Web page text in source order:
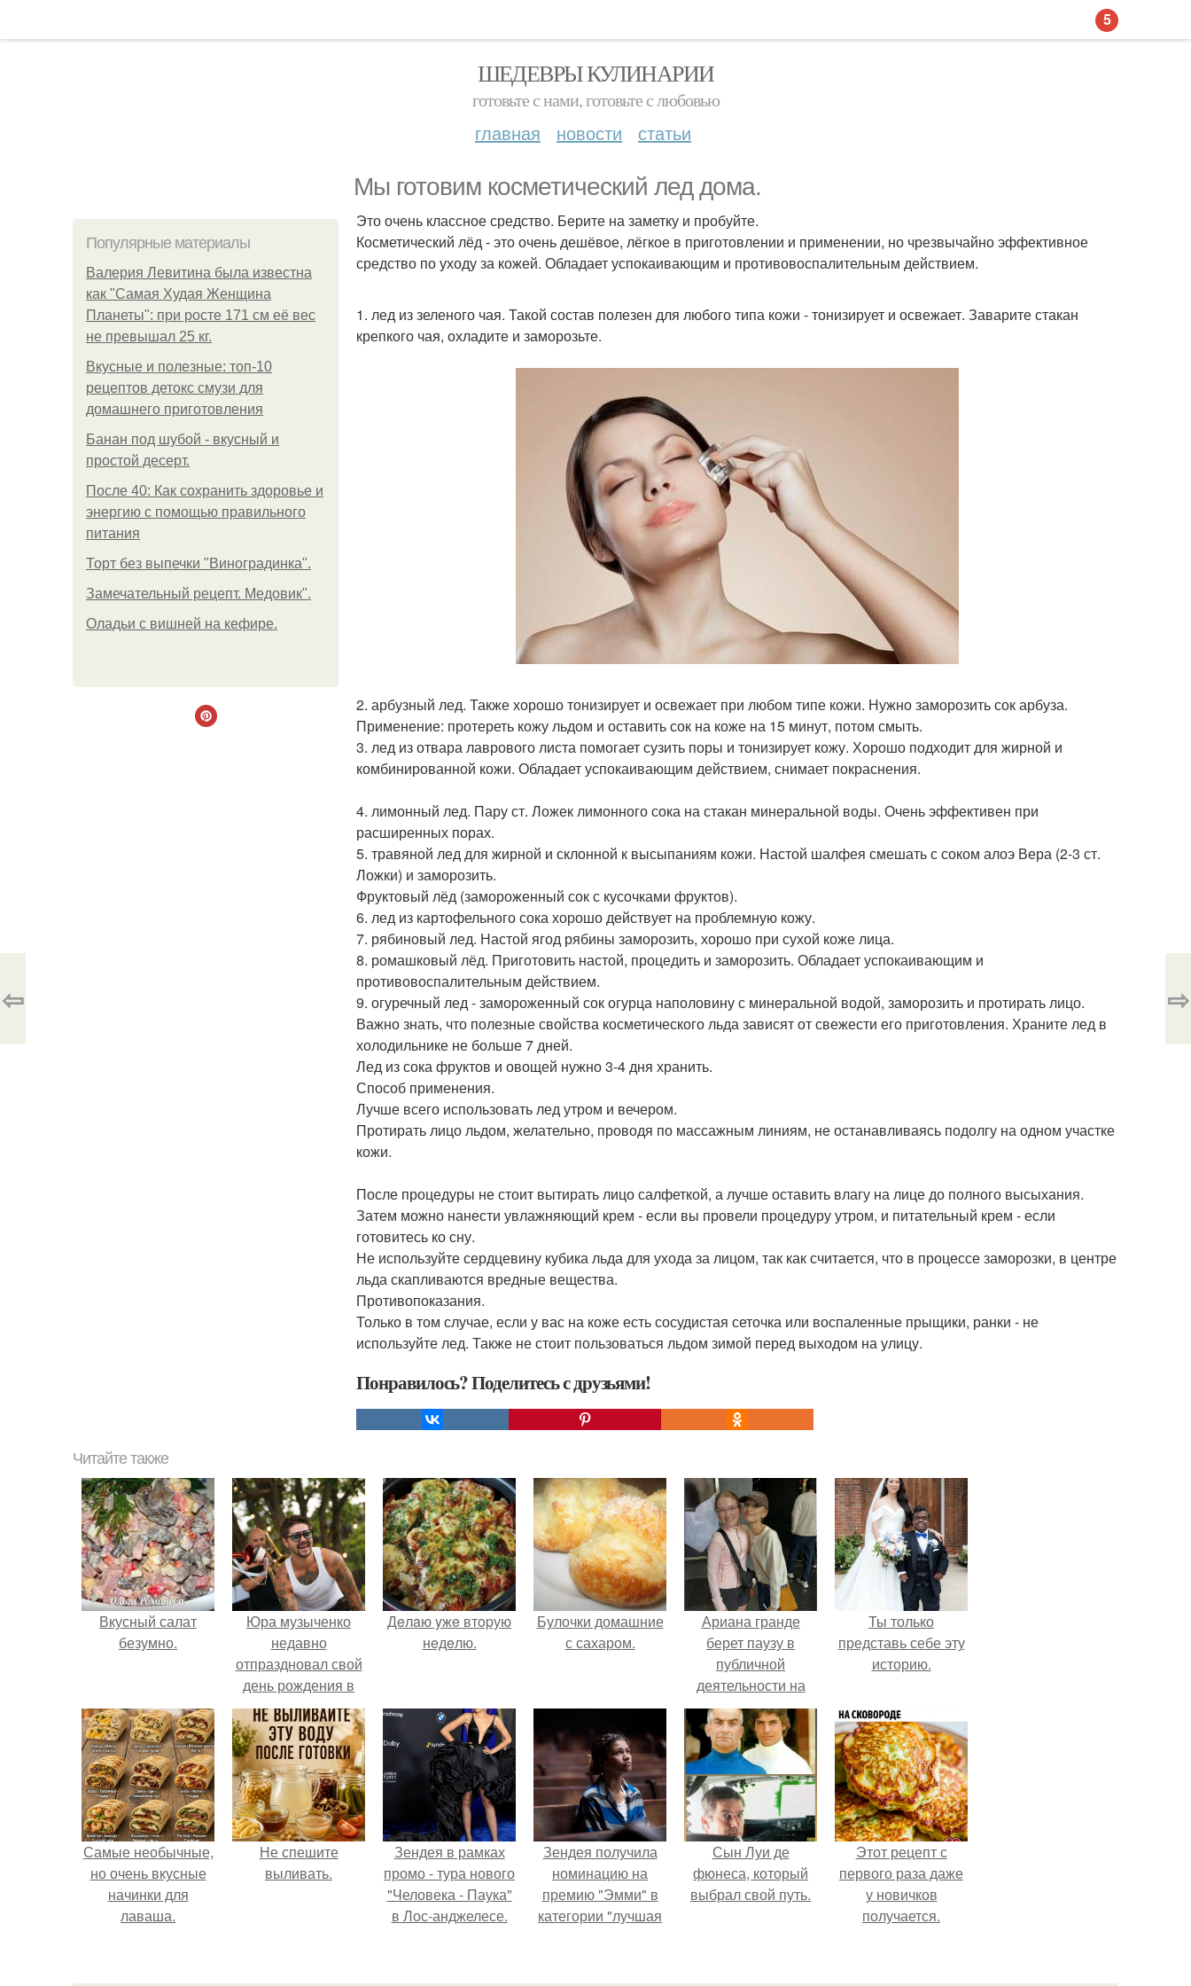
ШЕДЕВРЫ КУЛИНАРИИ
готовьте с нами, готовьте с любовью
главная новости статьи
Мы готовим косметический лед дома.
Популярные материалы
Валерия Левитина была известна
как "Самая Худая Женщина
Планеты": при росте 171 см её вес
не превышал 25 кг.
Вкусные и полезные: топ-10
рецептов детокс смузи для
домашнего приготовления
Банан под шубой - вкусный и
простой десерт.
После 40: Как сохранить здоровье и
энергию с помощью правильного
питания
Торт без выпечки "Виноградинка".
Замечательный рецепт. Медовик".
Оладьи с вишней на кефире.
Это очень классное средство. Берите на заметку и пробуйте.
Косметический лёд - это очень дешёвое, лёгкое в приготовлении и применении, но чрезвычайно эффективное
средство по уходу за кожей. Обладает успокаивающим и противовоспалительным действием.
1. лед из зеленого чая. Такой состав полезен для любого типа кожи - тонизирует и освежает. Заварите стакан
крепкого чая, охладите и заморозьте.
2. арбузный лед. Также хорошо тонизирует и освежает при любом типе кожи. Нужно заморозить сок арбуза.
Применение: протереть кожу льдом и оставить сок на коже на 15 минут, потом смыть.
3. лед из отвара лаврового листа помогает сузить поры и тонизирует кожу. Хорошо подходит для жирной и
комбинированной кожи. Обладает успокаивающим действием, снимает покраснения.
4. лимонный лед. Пару ст. Ложек лимонного сока на стакан минеральной воды. Очень эффективен при
расширенных порах.
5. травяной лед для жирной и склонной к высыпаниям кожи. Настой шалфея смешать с соком алоэ Вера (2-3 ст.
Ложки) и заморозить.
Фруктовый лёд (замороженный сок с кусочками фруктов).
6. лед из картофельного сока хорошо действует на проблемную кожу.
7. рябиновый лед. Настой ягод рябины заморозить, хорошо при сухой коже лица.
8. ромашковый лёд. Приготовить настой, процедить и заморозить. Обладает успокаивающим и
противовоспалительным действием.
9. огуречный лед - замороженный сок огурца наполовину с минеральной водой, заморозить и протирать лицо.
Важно знать, что полезные свойства косметического льда зависят от свежести его приготовления. Храните лед в
холодильнике не больше 7 дней.
Лед из сока фруктов и овощей нужно 3-4 дня хранить.
Способ применения.
Лучше всего использовать лед утром и вечером.
Протирать лицо льдом, желательно, проводя по массажным линиям, не останавливаясь подолгу на одном участке
кожи.
После процедуры не стоит вытирать лицо салфеткой, а лучше оставить влагу на лице до полного высыхания.
Затем можно нанести увлажняющий крем - если вы провели процедуру утром, и питательный крем - если
готовитесь ко сну.
Не используйте сердцевину кубика льда для ухода за лицом, так как считается, что в процессе заморозки, в центре
льда скапливаются вредные вещества.
Противопоказания.
Только в том случае, если у вас на коже есть сосудистая сеточка или воспаленные прыщики, ранки - не
используйте лед. Также не стоит пользоваться льдом зимой перед выходом на улицу.
Понравилось? Поделитесь с друзьями!
⇦ ⇨
Читайте также
Вкусный салат
безумно.
Юра музыченко
недавно
отпраздновал свой
день рождения в
кругу самых
близких и родных
людей.
Дeлaю yжe втopую
нeдeлю.
Булочки домашние
с сахаром.
Ариана гранде
берет паузу в
публичной
деятельности на
фоне слухов о
своем здоровье.
Ты только
представь себе эту
историю.
Самые необычные,
но очень вкусные
начинки для
лаваша.
Не спешите
выливать.
Зендея в рамках
промо - тура нового
"Человека - Паука"
в Лос-анджелесе.
Зендея получила
номинацию на
премию "Эмми" в
категории "лучшая
сериале" за третий
Сын Луи де
фюнеса, который
выбрал свой путь.
Этот рецепт с
первого раза даже
у новичков
получается.
5